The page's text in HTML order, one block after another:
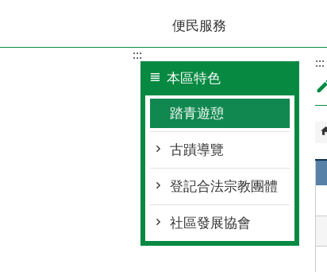
便民服務
:::
本區特色
踏青遊憩
古蹟導覽
登記合法宗教團體
社區發展協會
:::